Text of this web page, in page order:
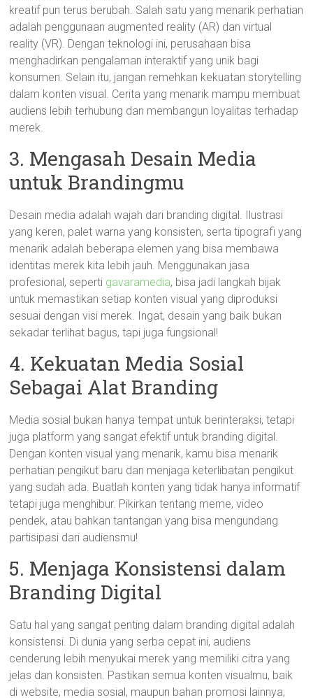
kreatif pun terus berubah. Salah satu yang menarik perhatian
adalah penggunaan augmented reality (AR) dan virtual
reality (VR). Dengan teknologi ini, perusahaan bisa
menghadirkan pengalaman interaktif yang unik bagi
konsumen. Selain itu, jangan remehkan kekuatan storytelling
dalam konten visual. Cerita yang menarik mampu membuat
audiens lebih terhubung dan membangun loyalitas terhadap
merek.
3. Mengasah Desain Media
untuk Brandingmu
Desain media adalah wajah dari branding digital. Ilustrasi
yang keren, palet warna yang konsisten, serta tipografi yang
menarik adalah beberapa elemen yang bisa membawa
identitas merek kita lebih jauh. Menggunakan jasa
profesional, seperti gavaramedia, bisa jadi langkah bijak
untuk memastikan setiap konten visual yang diproduksi
sesuai dengan visi merek. Ingat, desain yang baik bukan
sekadar terlihat bagus, tapi juga fungsional!
4. Kekuatan Media Sosial
Sebagai Alat Branding
Media sosial bukan hanya tempat untuk berinteraksi, tetapi
juga platform yang sangat efektif untuk branding digital.
Dengan konten visual yang menarik, kamu bisa menarik
perhatian pengikut baru dan menjaga keterlibatan pengikut
yang sudah ada. Buatlah konten yang tidak hanya informatif
tetapi juga menghibur. Pikirkan tentang meme, video
pendek, atau bahkan tantangan yang bisa mengundang
partisipasi dari audiensmu!
5. Menjaga Konsistensi dalam
Branding Digital
Satu hal yang sangat penting dalam branding digital adalah
konsistensi. Di dunia yang serba cepat ini, audiens
cenderung lebih menyukai merek yang memiliki citra yang
jelas dan konsisten. Pastikan semua konten visualmu, baik
di website, media sosial, maupun bahan promosi lainnya,